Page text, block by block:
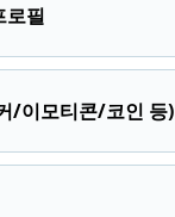
로필
/이모티콘/코인 등)